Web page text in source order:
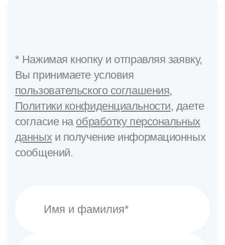
* Нажимая кнопку и отправляя заявку,
Вы принимаете условия
пользовательского соглашения,
Политики конфиденциальности, даете
согласие на обработку персональных
данныхи получение информационных
сообщений.